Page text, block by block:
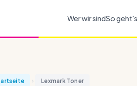
Wer wir sindSo geht's
Lexmark Toner